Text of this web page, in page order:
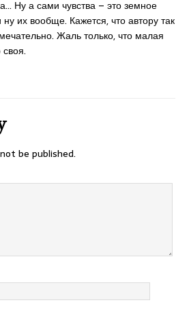
Ну а сами чувства – это земное
их вообще. Кажется, что автору так
Жаль только, что малая
be published.